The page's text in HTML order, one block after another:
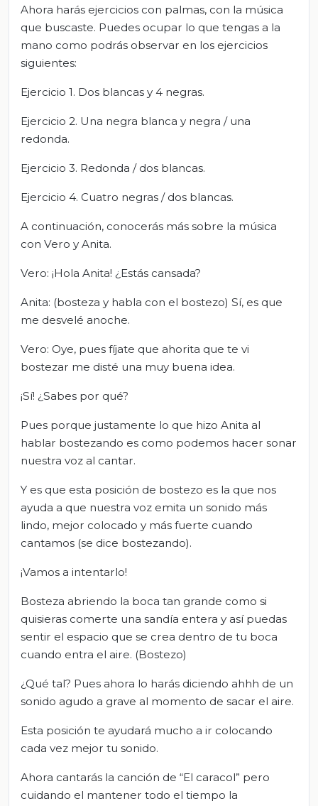
Ahora harás ejercicios con palmas, con la música
que buscaste. Puedes ocupar lo que tengas a la
mano como podrás observar en los ejercicios
siguientes:
Ejercicio 1. Dos blancas y 4 negras.
Ejercicio 2. Una negra blanca y negra / una
redonda.
Ejercicio 3. Redonda / dos blancas.
Ejercicio 4. Cuatro negras / dos blancas.
A continuación, conocerás más sobre la música
con Vero y Anita.
Vero: ¡Hola Anita! ¿Estás cansada?
Anita: (bosteza y habla con el bostezo) Sí, es que
me desvelé anoche.
Vero: Oye, pues fíjate que ahorita que te vi
bostezar me disté una muy buena idea.
¡Sí! ¿Sabes por qué?
Pues porque justamente lo que hizo Anita al
hablar bostezando es como podemos hacer sonar
nuestra voz al cantar.
Y es que esta posición de bostezo es la que nos
ayuda a que nuestra voz emita un sonido más
lindo, mejor colocado y más fuerte cuando
cantamos (se dice bostezando).
¡Vamos a intentarlo!
Bosteza abriendo la boca tan grande como si
quisieras comerte una sandía entera y así puedas
sentir el espacio que se crea dentro de tu boca
cuando entra el aire. (Bostezo)
¿Qué tal? Pues ahora lo harás diciendo ahhh de un
sonido agudo a grave al momento de sacar el aire.
Esta posición te ayudará mucho a ir colocando
cada vez mejor tu sonido.
Ahora cantarás la canción de “El caracol” pero
cuidando el mantener todo el tiempo la